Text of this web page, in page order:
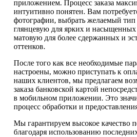
приложением. Процесс заказа
интуитивно понятен. Вам
фотографии, выбрать желаемый тип
глянцевую для ярких и насыщенных
матовую для более сдержанных и
оттенков.
После того как все необходимые
настроены, можно приступать к
наших клиентов, мы предлагаем
заказа банковской картой
в мобильном приложении. Это
процесс обработки и
Мы гарантируем высокое качество
благодаря использованию